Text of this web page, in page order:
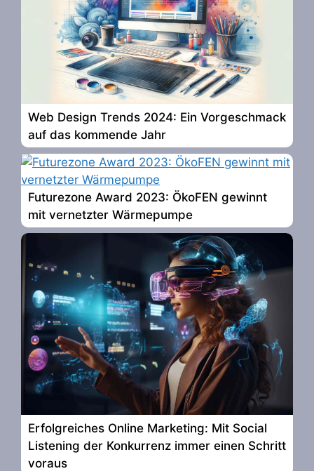
Web Design Trends 2024: Ein Vorgeschmack
auf das kommende Jahr
Futurezone Award 2023: ÖkoFEN gewinnt
mit vernetzter Wärmepumpe
Erfolgreiches Online Marketing: Mit Social
Listening der Konkurrenz immer einen Schritt
voraus